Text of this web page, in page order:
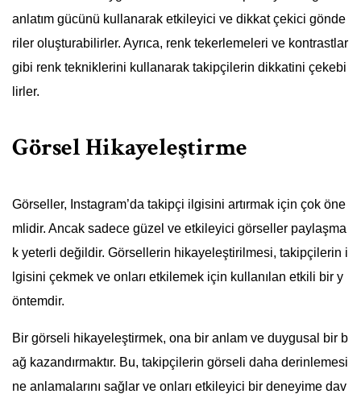
anlatım gücünü kullanarak etkileyici ve dikkat çekici gönde
riler oluşturabilirler. Ayrıca, renk tekerlemeleri ve kontrastlar
gibi renk tekniklerini kullanarak takipçilerin dikkatini çekebi
lirler.
Görsel Hikayeleştirme
Görseller, Instagram’da takipçi ilgisini artırmak için çok öne
mlidir. Ancak sadece güzel ve etkileyici görseller paylaşma
k yeterli değildir. Görsellerin hikayeleştirilmesi, takipçilerin i
lgisini çekmek ve onları etkilemek için kullanılan etkili bir y
öntemdir.
Bir görseli hikayeleştirmek, ona bir anlam ve duygusal bir b
ağ kazandırmaktır. Bu, takipçilerin görseli daha derinlemesi
ne anlamalarını sağlar ve onları etkileyici bir deneyime dav